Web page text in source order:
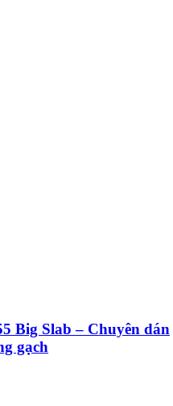
Big Slab – Chuyên dán
gạch